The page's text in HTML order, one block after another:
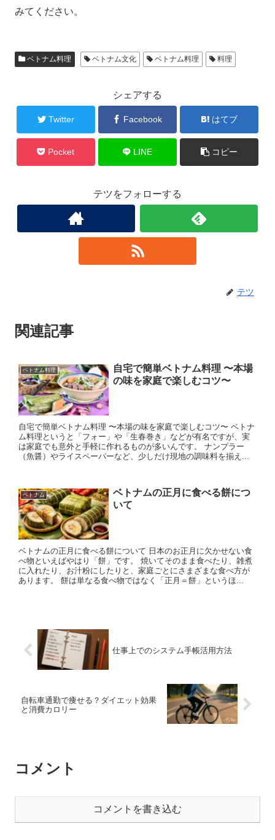
みてください。
ベトナム料理 ベトナム文化 ベトナム料理 料理
シェアする
Twitter Facebook はてブ
Pocket LINE コピー
テツをフォローする
テツ
関連記事
ベトナム料理
自宅で簡単ベトナム料理 〜本場
の味を家庭で楽しむコツ〜
自宅で簡単ベトナム料理 〜本場の味を家庭で楽しむコツ〜 ベトナ
ム料理というと「フォー」や「生春巻き」などが有名ですが、実
は家庭でも意外と手軽に作れるものが多いんです。 ナンプラー
（魚醤）やライスペーパーなど、少しだけ現地の調味料を揃え...
ベトナム
ベトナムの正月に食べる餅につ
いて
ベトナムの正月に食べる餅について 日本のお正月に欠かせない食
べ物といえばやはり「餅」です。 焼いてそのまま食べたり、雑煮
に入れたり、お汁粉にしたりと、家庭ごとにさまざまな食べ方が
あります。 餅は単なる食べ物ではなく「正月＝餅」というほ...
仕事上でのシステム手帳活用方法
自転車通勤で痩せる？ダイエット効果
と消費カロリー
コメント
コメントを書き込む